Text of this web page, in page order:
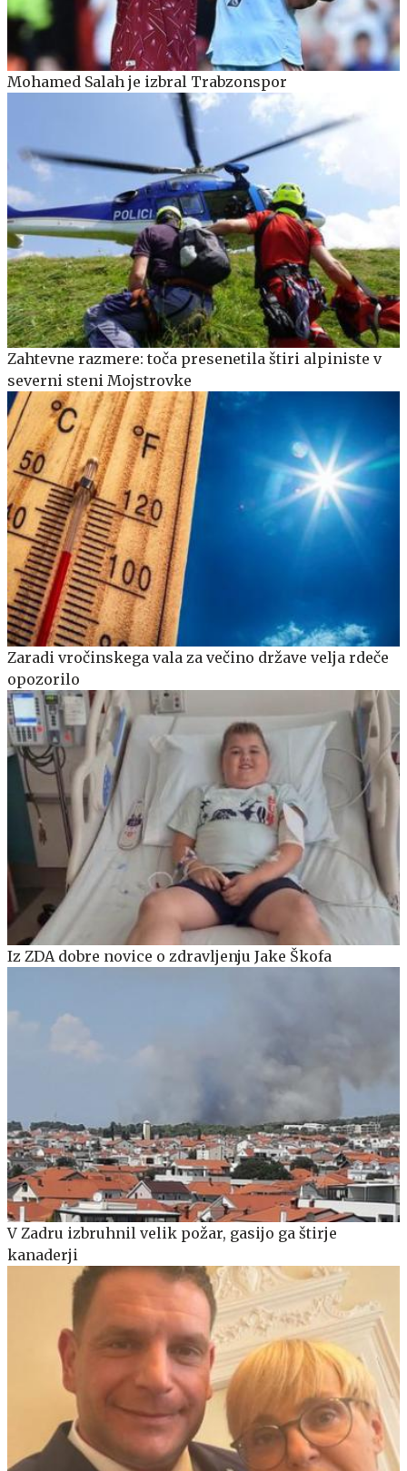
Mohamed Salah je izbral Trabzonspor
Zahtevne razmere: toča presenetila štiri alpiniste v
severni steni Mojstrovke
Zaradi vročinskega vala za večino države velja rdeče
opozorilo
Iz ZDA dobre novice o zdravljenju Jake Škofa
V Zadru izbruhnil velik požar, gasijo ga štirje
kanaderji